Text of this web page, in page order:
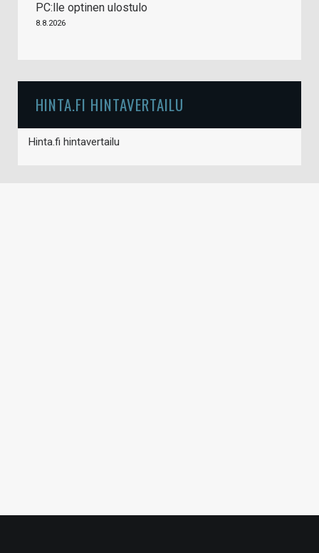
PC:lle optinen ulostulo
8.8.2026
HINTA.FI HINTAVERTAILU
Hinta.fi hintavertailu